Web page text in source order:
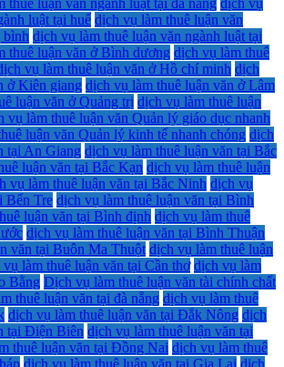
thuê luận văn ngành luật tại đà nẵng dịch vụ
luật tại huế dịch vụ làm thuê luận văn
bình dịch vụ làm thuê luận văn ngành luật tại
thuê luận văn ở Bình dương dịch vụ làm thuê
vụ làm thuê luận văn ở Hồ chí minh dịch
ở Kiên giang dịch vụ làm thuê luận văn ở Lâm
luận văn ở Quảng trị dịch vụ làm thuê luận
vụ làm thuê luận văn Quản lý giáo dục nhanh
luận văn Quản lý kinh tế nhanh chóng dịch
tại An Giang dịch vụ làm thuê luận văn tại Bắc
luận văn tại Bắc Kạn dịch vụ làm thuê luận
vụ làm thuê luận văn tại Bắc Ninh dịch vụ
Bến Tre dịch vụ làm thuê luận văn tại Bình
luận văn tại Bình định dịch vụ làm thuê
dịch vụ làm thuê luận văn tại Bình Thuận
văn tại Buôn Ma Thuột dịch vụ làm thuê luận
vụ làm thuê luận văn tại Cần thơ dịch vụ làm
Bằng Dịch vụ làm thuê luận văn tài chính chất
thuê luận văn tại đà nẵng dịch vụ làm thuê
dịch vụ làm thuê luận văn tại Đắk Nông dịch
tại Điện Biên dịch vụ làm thuê luận văn tại
thuê luận văn tại Đồng Nai dịch vụ làm thuê